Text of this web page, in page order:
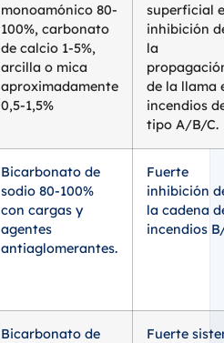
monoamónico 80-
100%, carbonato
de calcio 1-5%,
arcilla o mica
aproximadamente
0,5-1,5%
superficial e
inhibición
la
de la llama
incendios
tipo A/B/C.
Bicarbonato de
sodio 80-100%
con cargas y
agentes
antiaglomerantes.
Fuerte
inhibición
la cadena
incendios
Bicarbonato de
Fuerte